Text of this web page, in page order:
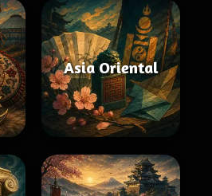
Asia Oriental